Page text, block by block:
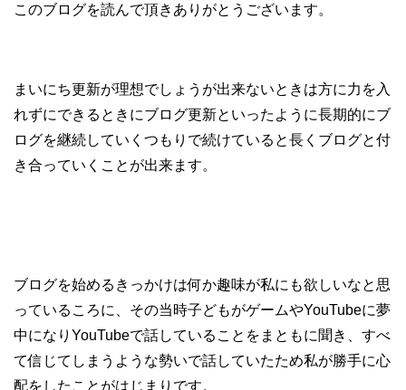
このブログを読んで頂きありがとうございます。
まいにち更新が理想でしょうが出来ないときは方に力を入
れずにできるときにブログ更新といったように長期的にブ
ログを継続していくつもりで続けていると長くブログと付
き合っていくことが出来ます。
ブログを始めるきっかけは何か趣味が私にも欲しいなと思
っているころに、その当時子どもがゲームやYouTubeに夢
中になりYouTubeで話していることをまともに聞き、すべ
て信じてしまうような勢いで話していたため私が勝手に心
配をしたことがはじまりです。